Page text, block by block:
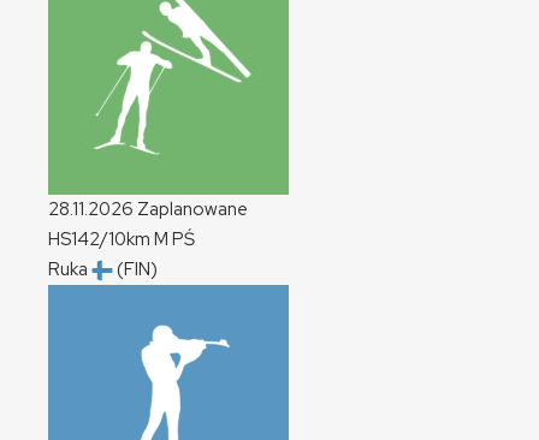
28.11.2026 Zaplanowane
HS142/10km M PŚ
Ruka
(FIN)